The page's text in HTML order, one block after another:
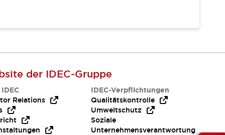
der IDEC-Gruppe
Relations
IDEC-Verpflichtungen
Qualitätskontrolle
Umweltschutz
Soziale
Unternehmensverantwortung